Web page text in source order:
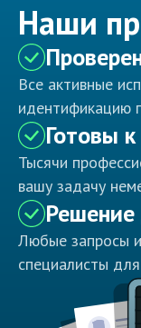
Наши
Все активные
идентификацию
Готовы
Тысячи
вашу задачу
Решение
Любые запросы
специалисты